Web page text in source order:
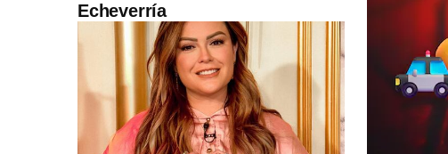
Echeverría